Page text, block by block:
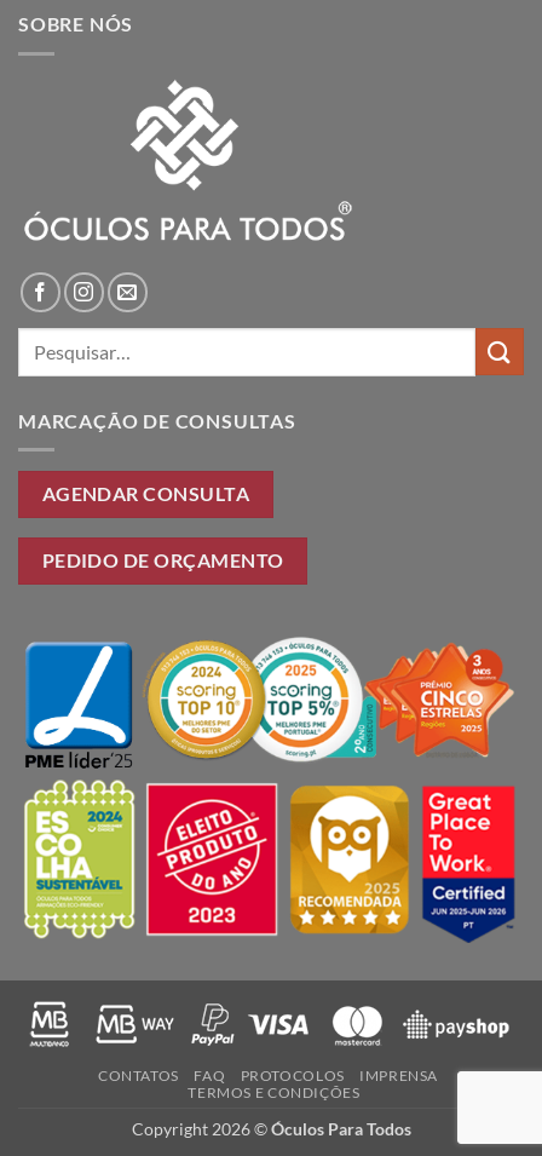
SOBRE NÓS
MARCAÇÃO DE CONSULTAS
AGENDAR CONSULTA
PEDIDO DE ORÇAMENTO
CONTATOS FAQ PROTOCOLOS
IMPRENSA
TERMOS E CONDIÇÕES
Copyright 2026 ©Óculos Para Todos